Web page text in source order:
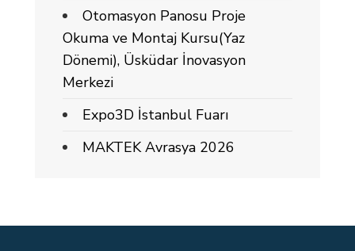
Otomasyon Panosu Proje
Okuma ve Montaj Kursu(Yaz
Dönemi), Üsküdar İnovasyon
Merkezi
Expo3D İstanbul Fuarı
MAKTEK Avrasya 2026